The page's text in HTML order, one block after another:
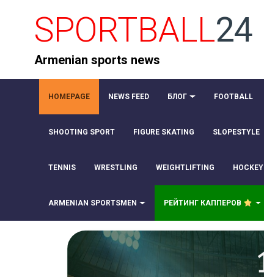
SPORTBALL24
Armenian sports news
HOMEPAGE NEWS FEED БЛОГ FOOTBALL
SHOOTING SPORT FIGURE SKATING SLOPESTYLE
TENNIS WRESTLING WEIGHTLIFTING HOCKEY
ARMENIAN SPORTSMEN РЕЙТИНГ КАППЕРОВ